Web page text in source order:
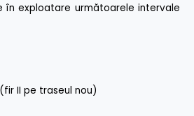
exploatare următoarele intervale
II pe traseul nou)